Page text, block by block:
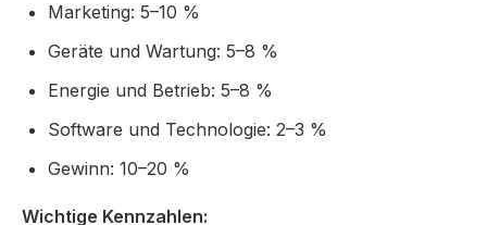
Marketing: 5–10 %
Geräte und Wartung: 5–8 %
Energie und Betrieb: 5–8 %
Software und Technologie: 2–3 %
Gewinn: 10–20 %
Wichtige Kennzahlen: